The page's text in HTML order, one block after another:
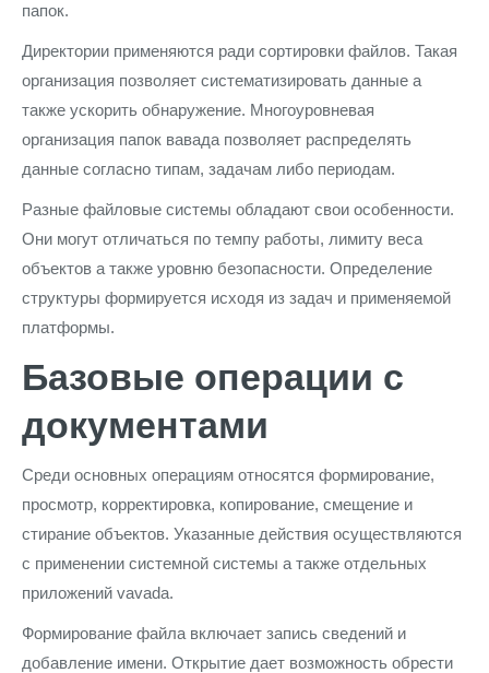
папок.
Директории применяются ради сортировки файлов. Такая
организация позволяет систематизировать данные а
также ускорить обнаружение. Многоуровневая
организация папок вавада позволяет распределять
данные согласно типам, задачам либо периодам.
Разные файловые системы обладают свои особенности.
Они могут отличаться по темпу работы, лимиту веса
объектов а также уровню безопасности. Определение
структуры формируется исходя из задач и применяемой
платформы.
Базовые операции с
документами
Среди основных операциям относятся формирование,
просмотр, корректировка, копирование, смещение и
стирание объектов. Указанные действия осуществляются
с применении системной системы а также отдельных
приложений vavada.
Формирование файла включает запись сведений и
добавление имени. Открытие дает возможность обрести